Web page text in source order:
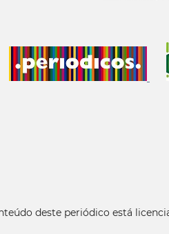
deste periódico está